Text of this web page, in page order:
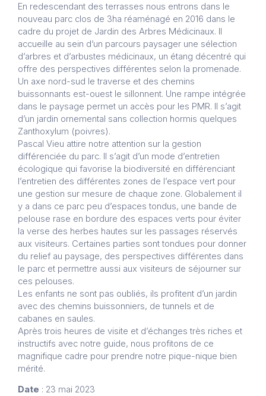
En redescendant des terrasses nous entrons dans le
nouveau parc clos de 3ha réaménagé en 2016 dans le
cadre du projet de Jardin des Arbres Médicinaux. Il
accueille au sein d’un parcours paysager une sélection
d’arbres et d’arbustes médicinaux, un étang décentré qui
offre des perspectives différentes selon la promenade.
Un axe nord-sud le traverse et des chemins
buissonnants est-ouest le sillonnent. Une rampe intégrée
dans le paysage permet un accès pour les PMR. Il s’agit
d’un jardin ornemental sans collection hormis quelques
Zanthoxylum (poivres).
Pascal Vieu attire notre attention sur la gestion
différenciée du parc. Il s’agit d’un mode d’entretien
écologique qui favorise la biodiversité en différenciant
l’entretien des différentes zones de l’espace vert pour
une gestion sur mesure de chaque zone. Globalement il
y a dans ce parc peu d’espaces tondus, une bande de
pelouse rase en bordure des espaces verts pour éviter
la verse des herbes hautes sur les passages réservés
aux visiteurs. Certaines parties sont tondues pour donner
du relief au paysage, des perspectives différentes dans
le parc et permettre aussi aux visiteurs de séjourner sur
ces pelouses.
Les enfants ne sont pas oubliés, ils profitent d’un jardin
avec des chemins buissonniers, de tunnels et de
cabanes en saules.
Après trois heures de visite et d’échanges très riches et
instructifs avec notre guide, nous profitons de ce
magnifique cadre pour prendre notre pique-nique bien
mérité.
Date : 23 mai 2023